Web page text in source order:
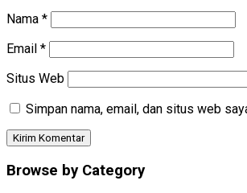
Nama *
Email *
Situs Web
Simpan nama, email, dan situs web
Browse by Category